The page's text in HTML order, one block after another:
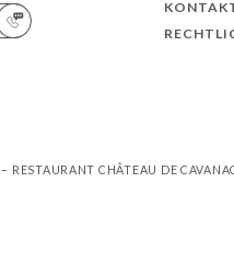
RESTAURANT CHÂTEAU DE